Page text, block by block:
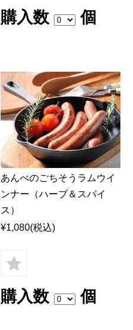
購入数 個
あんべのごちそうラムウイ
ンナー（ハーブ＆スパイ
ス）
¥1,080(税込)
購入数 個